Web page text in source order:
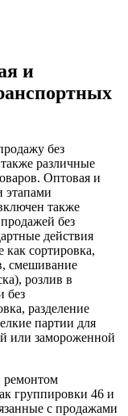
и
без
различные
Оптовая и
этапами
также
без
действия
как сортировка,
смешивание
розлив в
без
разделение
партии для
или замороженной
ремонтом
группировки 46 и
с продажами